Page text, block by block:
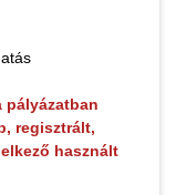
pályázatban
regisztrált,
használt